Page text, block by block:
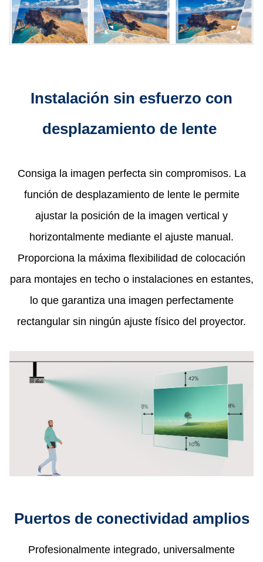
Instalación sin esfuerzo con
desplazamiento de lente​
Consiga la imagen perfecta sin compromisos. La
función de desplazamiento de lente le permite
ajustar la posición de la imagen vertical y
horizontalmente mediante el ajuste manual.
Proporciona la máxima flexibilidad de colocación
para montajes en techo o instalaciones en estantes,
lo que garantiza una imagen perfectamente
rectangular sin ningún ajuste físico del proyector.
Puertos de conectividad amplios
Profesionalmente integrado, universalmente